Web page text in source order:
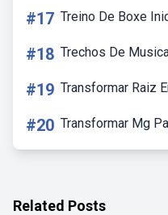
#17 Treino De Boxe
#18 Trechos De
#19 Transformar Raiz
#20 Transformar Mg
Related Posts